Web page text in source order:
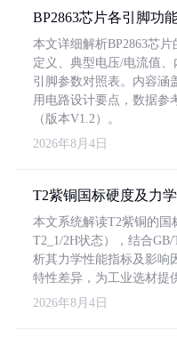
BP2863芯片各引脚功
本文详细解析BP2863芯
定义、典型电压/电流值
引脚参数对照表。内容涵
用电路设计要点，数据参
（版本V1.2）。
2026年8月4日
T2紫铜国标硬度及力
本文系统解读T2紫铜的国
T2_1/2H状态），结合
析其力学性能指标及影响
特性差异，为工业选材提
2026年8月4日